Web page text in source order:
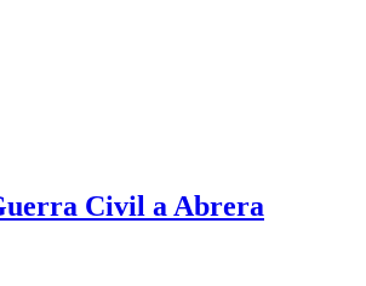
Civil a Abrera